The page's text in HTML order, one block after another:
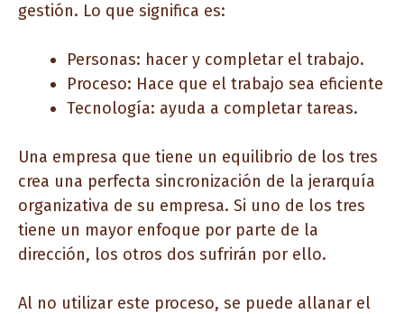
gestión. Lo que significa es:
Personas: hacer y completar el trabajo.
Proceso: Hace que el trabajo sea eficiente
Tecnología: ayuda a completar tareas.
Una empresa que tiene un equilibrio de los tres
crea una perfecta sincronización de la jerarquía
organizativa de su empresa. Si uno de los tres
tiene un mayor enfoque por parte de la
dirección, los otros dos sufrirán por ello.
Al no utilizar este proceso, se puede allanar el